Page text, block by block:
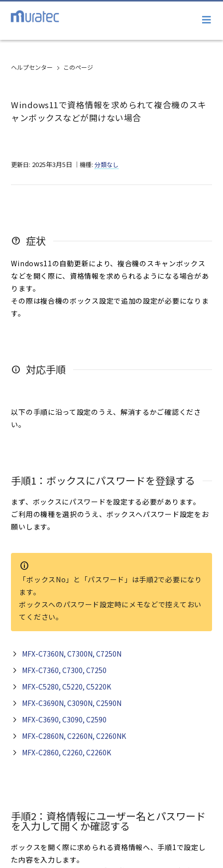
ヘルプセンター このページ
Windows11で資格情報を求められて複合機のスキ
ャンボックスなどが開けない場合
更新日: 2025年3月5日 ｜機種:分類なし
症状
Windows11の自動更新により、複合機のスキャンボックス
などを開く際に、資格情報を求められるようになる場合があ
ります。
その際は複合機のボックス設定で追加の設定が必要になりま
す。
対応手順
以下の手順に沿って設定のうえ、解消するかご確認くださ
い。
手順1：ボックスにパスワードを登録する
まず、ボックスにパスワードを設定する必要があります。
ご利用の機種を選択のうえ、ボックスへパスワード設定をお
願いします。
「ボックスNo」と「パスワード」は手順2で必要になり
ます。
ボックスへのパスワード設定時にメモなどで控えておい
てください。
MFX-C7360N, C7300N, C7250N
MFX-C7360, C7300, C7250
MFX-C5280, C5220, C5220K
MFX-C3690N, C3090N, C2590N
MFX-C3690, C3090, C2590
MFX-C2860N, C2260N, C2260NK
MFX-C2860, C2260, C2260K
手順2：資格情報にユーザー名とパスワード
を入力して開くか確認する
ボックスを開く際に求められる資格情報へ、手順1で設定し
た内容を入力します。